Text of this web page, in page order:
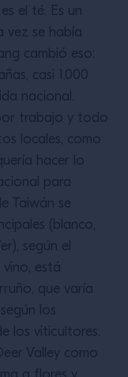
el té. Es un
vez se había
cambió eso:
casi 1.000
nacional.
trabajo y todo
locales, como
hacer lo
para
Taiwán se
(blanco,
según el
está
que varía
los
los viticultores.
Valley como